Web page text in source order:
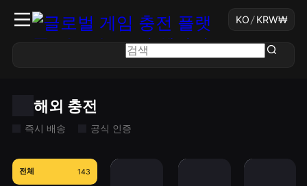
KO/ KRW₩
해외 충전
즉시 배송 공식 인증
전체 143